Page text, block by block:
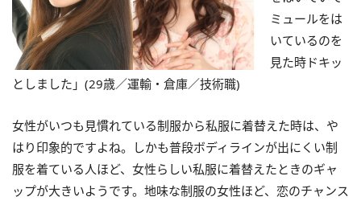
ミュールをは
いているのを
見た時ドキッ
としました」(29歳／運輸・倉庫／技術職)
女性がいつも見慣れている制服から私服に着替えた時は、や
はり印象的ですよね。しかも普段ボディラインが出にくい制
服を着ている人ほど、女性らしい私服に着替えたときのギャ
ップが大きいようです。地味な制服の女性ほど、恋のチャンス